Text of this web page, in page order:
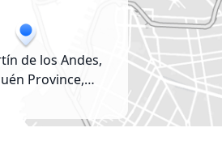
de los Andes,
Province,